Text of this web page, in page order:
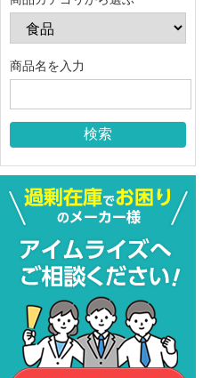
商品名を入力